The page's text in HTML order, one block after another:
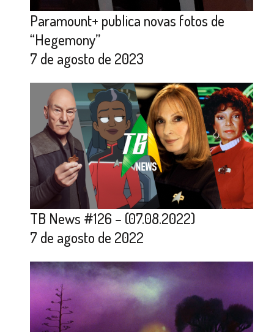
Paramount+ publica novas fotos de
“Hegemony”
7 de agosto de 2023
TB News #126 – (07.08.2022)
7 de agosto de 2022